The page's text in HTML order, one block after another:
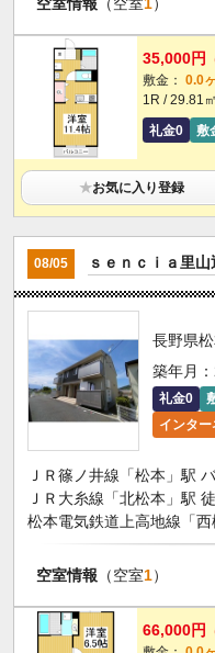
空室情報 （空室1）
35,000円
敷金： 0.0
1R / 29.81
礼金0
敷
★お気に入り登録
08/05 ｓｅｎｃｉａ里山
長野県
築年月
礼金0
インタ
ＪＲ篠ノ井線「松本」駅
ＪＲ大糸線「北松本」駅
松本電気鉄道上高地線「
空室情報 （空室1）
66,000円